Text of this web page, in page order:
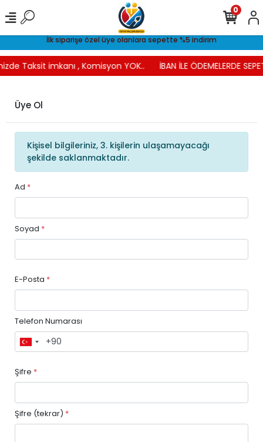
İlk siparişe özel üye olanlara sepette %5 indirim
Taksit imkanı , Komisyon YOK.. İBAN İLE ÖDEMELERDE
0
Üye Ol
Kişisel bilgileriniz, 3. kişilerin ulaşamayacağı
şekilde saklanmaktadır.
Ad *
Soyad *
E-Posta *
Telefon Numarası
Şifre *
Şifre (tekrar) *